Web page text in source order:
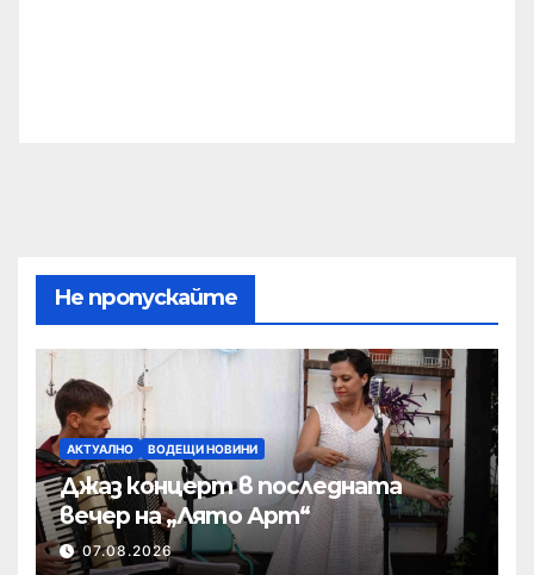
Не пропускайте
АКТУАЛНО ВОДЕЩИ НОВИНИ
Джаз концерт в последната
вечер на „Лято Арт“
07.08.2026